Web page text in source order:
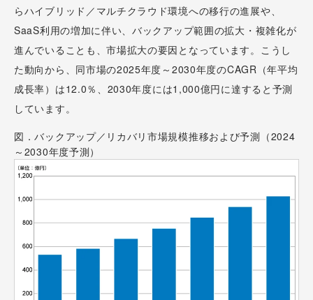
らハイブリッド／マルチクラウド環境への移行の進展や、
SaaS利用の増加に伴い、バックアップ範囲の拡大・複雑化が
進んでいることも、市場拡大の要因となっています。こうし
た動向から、同市場の2025年度～2030年度のCAGR（年平均
成長率）は12.0％、2030年度には1,000億円に達すると予測
しています。
図．バックアップ／リカバリ市場規模推移および予測（2024
～2030年度予測）